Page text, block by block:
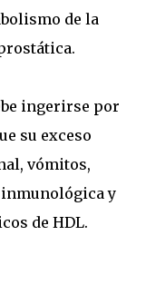
de la
ingerirse por
su exceso
vómitos,
y
de HDL.